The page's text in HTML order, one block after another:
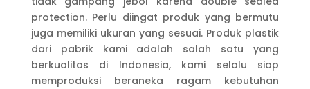
protection. Perlu diingat produk yang bermutu
juga memiliki ukuran yang sesuai. Produk plastik
dari pabrik kami adalah salah satu yang
berkualitas di Indonesia, kami selalu siap
memproduksi beraneka ragam kebutuhan